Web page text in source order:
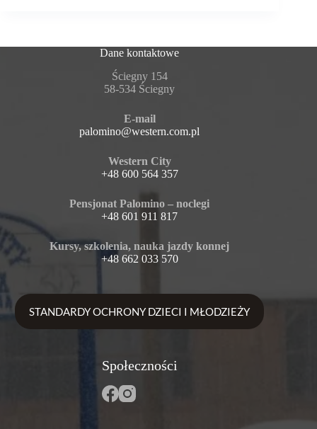
Dane kontaktowe
Ściegny 154
58-534 Ściegny
E-mail
palomino@western.com.pl
Western City
+48 600 564 357
Pensjonat Palomino – noclegi
+48 601 911 817
Kursy, szkolenia, nauka jazdy konnej
+48 662 033 570
STANDARDY OCHRONY DZIECI I MŁODZIEŻY
Społeczności